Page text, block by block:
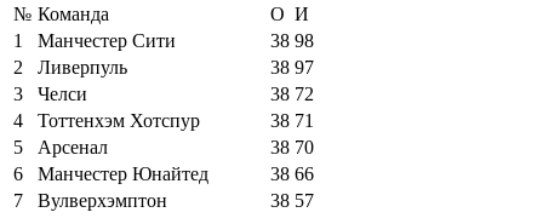
№ Команда О И
1
Манчестер Сити 38 98
2
Ливерпуль 38 97
3
Челси 38 72
4
Тоттенхэм Хотспур 38 71
5
Арсенал 38 70
6
Манчестер Юнайтед 38 66
7
Вулверхэмптон 38 57